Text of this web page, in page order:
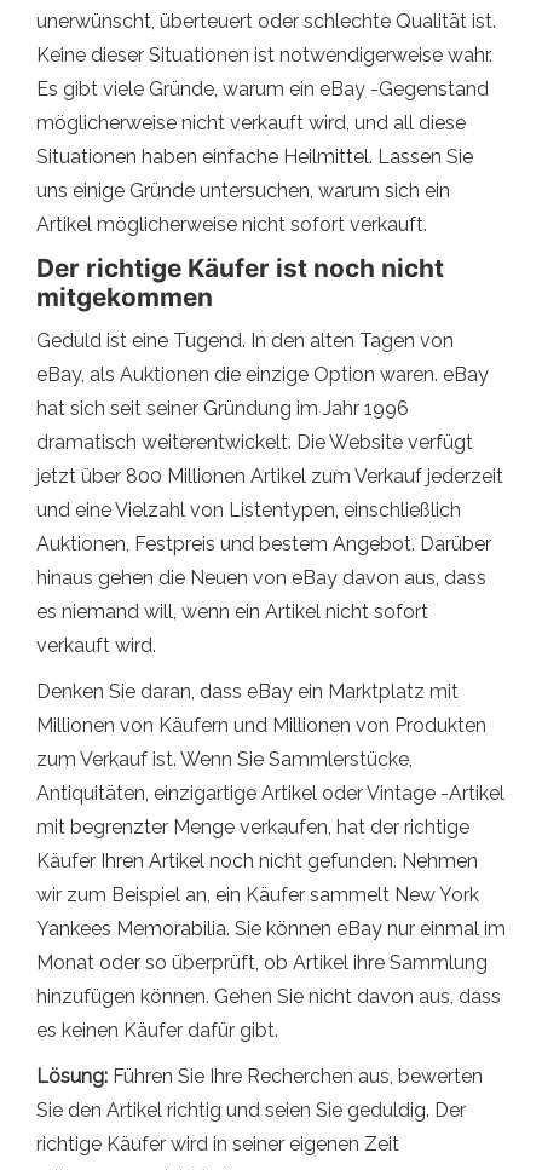
unerwünscht, überteuert oder schlechte Qualität ist.
Keine dieser Situationen ist notwendigerweise wahr.
Es gibt viele Gründe, warum ein eBay -Gegenstand
möglicherweise nicht verkauft wird, und all diese
Situationen haben einfache Heilmittel. Lassen Sie
uns einige Gründe untersuchen, warum sich ein
Artikel möglicherweise nicht sofort verkauft.
Der richtige Käufer ist noch nicht
mitgekommen
Geduld ist eine Tugend. In den alten Tagen von
eBay, als Auktionen die einzige Option waren. eBay
hat sich seit seiner Gründung im Jahr 1996
dramatisch weiterentwickelt. Die Website verfügt
jetzt über 800 Millionen Artikel zum Verkauf jederzeit
und eine Vielzahl von Listentypen, einschließlich
Auktionen, Festpreis und bestem Angebot. Darüber
hinaus gehen die Neuen von eBay davon aus, dass
es niemand will, wenn ein Artikel nicht sofort
verkauft wird.
Denken Sie daran, dass eBay ein Marktplatz mit
Millionen von Käufern und Millionen von Produkten
zum Verkauf ist. Wenn Sie Sammlerstücke,
Antiquitäten, einzigartige Artikel oder Vintage -Artikel
mit begrenzter Menge verkaufen, hat der richtige
Käufer Ihren Artikel noch nicht gefunden. Nehmen
wir zum Beispiel an, ein Käufer sammelt New York
Yankees Memorabilia. Sie können eBay nur einmal im
Monat oder so überprüft, ob Artikel ihre Sammlung
hinzufügen können. Gehen Sie nicht davon aus, dass
es keinen Käufer dafür gibt.
Lösung: Führen Sie Ihre Recherchen aus, bewerten
Sie den Artikel richtig und seien Sie geduldig. Der
richtige Käufer wird in seiner eigenen Zeit